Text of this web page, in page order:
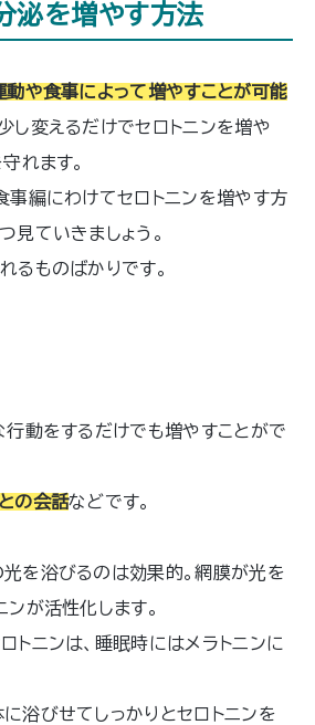
泌を増やす方法
動や食事によって増やすことが可能
し変えるだけでセロトニンを増や
れます。
事編にわけてセロトニンを増やす方
ていきましょう。
るものばかりです。
行動をするだけでも増やすことがで
の会話などです。
を浴びるのは効果的。網膜が光を
ンが活性化します。
トニンは、睡眠時にはメラトニンに
浴びせてしっかりとセロトニンを